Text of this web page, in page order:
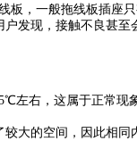
板，一般拖线板插座
发现，接触不良甚
左右，这属于正常现
大的空间，因此相同